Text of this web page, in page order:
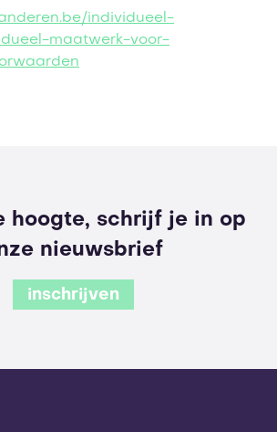
individueel-
maatwerk-voor-
hoogte, schrijf je in op
nieuwsbrief
inschrijven